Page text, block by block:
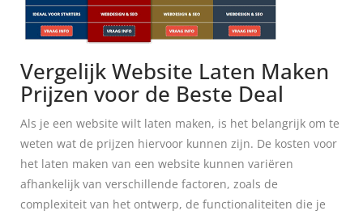
Vergelijk Website Laten Maken
Prijzen voor de Beste Deal
Als je een website wilt laten maken, is het belangrijk om te
weten wat de prijzen hiervoor kunnen zijn. De kosten voor
het laten maken van een website kunnen variëren
afhankelijk van verschillende factoren, zoals de
complexiteit van het ontwerp, de functionaliteiten die je